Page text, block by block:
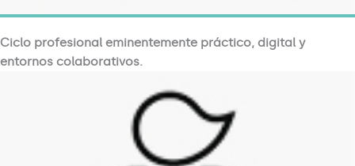
Ciclo profesional eminentemente práctico, digital y
entornos colaborativos.